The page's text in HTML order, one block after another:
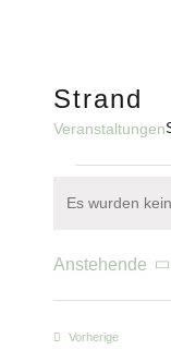
Strand
Veranstaltungen
Es wurden
Anstehende
wählen.
Vorherige